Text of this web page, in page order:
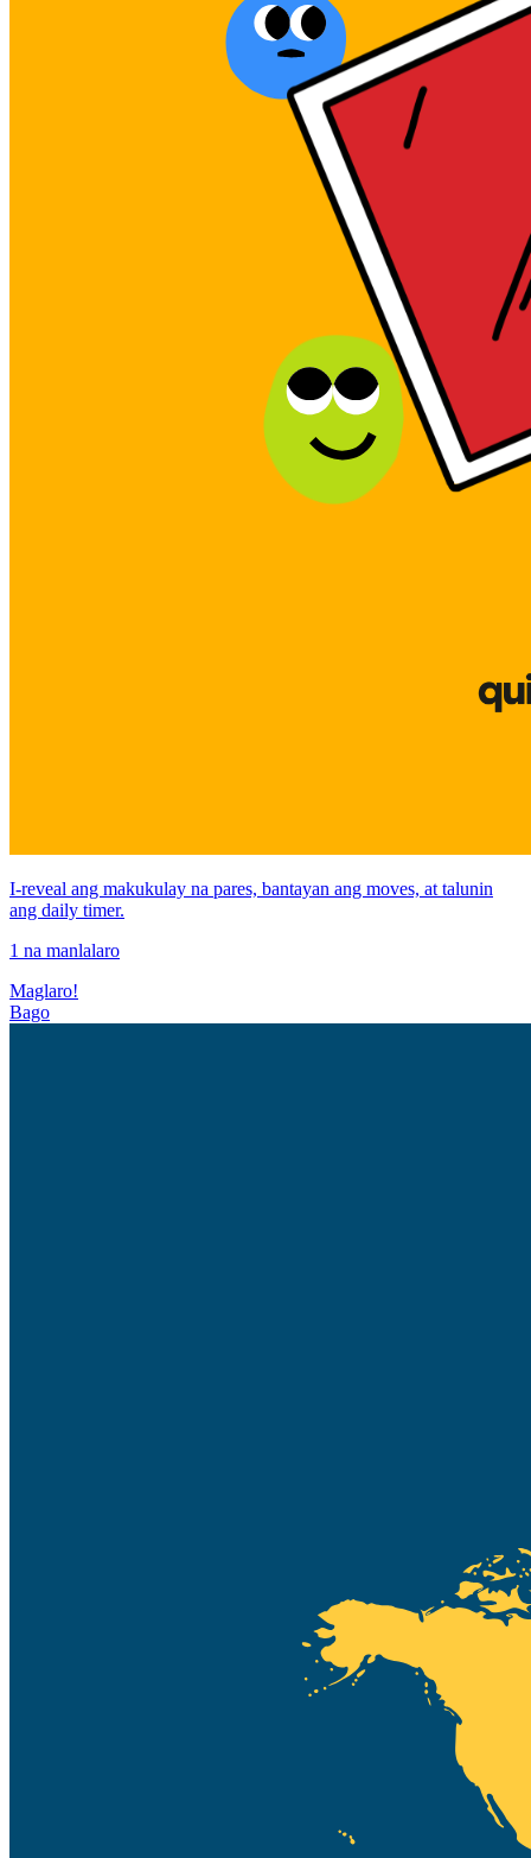
I-reveal ang makukulay na pares, bantayan ang moves, at talunin
ang daily timer.
1 na manlalaro
Maglaro!
Bago